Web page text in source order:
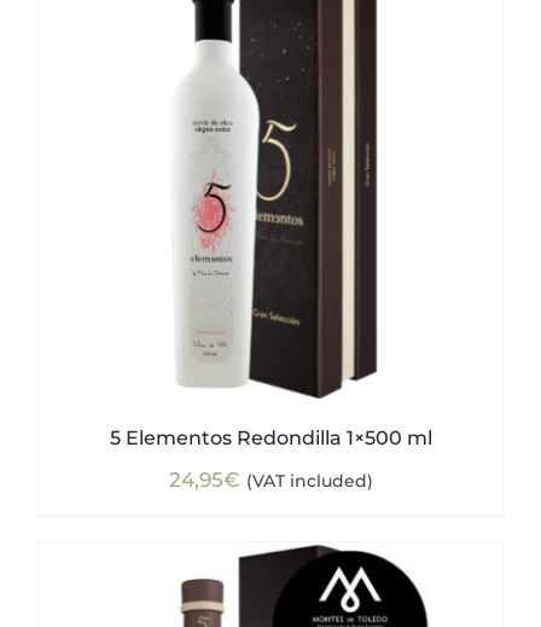
5 Elementos Redondilla 1×500 ml
24,95€ (VAT included)